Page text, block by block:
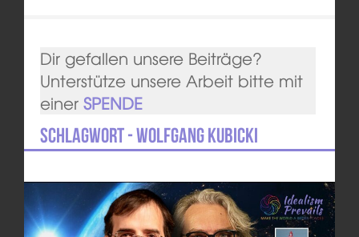
Dir gefallen unsere Beiträge?
Unterstütze unsere Arbeit bitte mit
einer SPENDE
Schlagwort - Wolfgang Kubicki